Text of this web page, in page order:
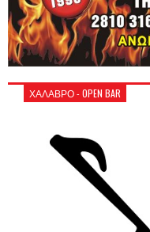
ΧΑΛΑΒΡΟ - OPEN BAR